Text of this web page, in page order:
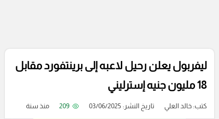
ليفربول يعلن رحيل لاعبه إلى برينتفورد مقابل
18 مليون جنيه إسترليني
كتب:خالد العلي تاريخ النشر: 03/06/2025 209 منذ سنة